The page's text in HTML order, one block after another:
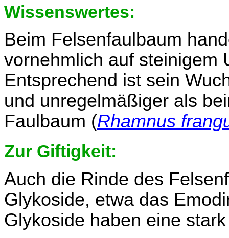
Wissenswertes:
Beim Felsenfaulbaum
vornehmlich auf steinigem
Entsprechend ist sein
und unregelmäßiger als
Faulbaum (Rhamnus
Zur Giftigkeit:
Auch die Rinde des
Glykoside, etwa das
Glykoside haben eine